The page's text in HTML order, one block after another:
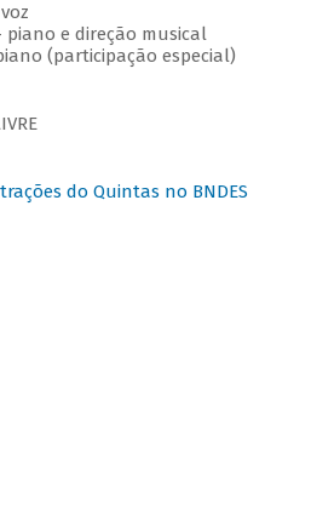
piano e direção musical
(participação especial)
do Quintas no BNDES